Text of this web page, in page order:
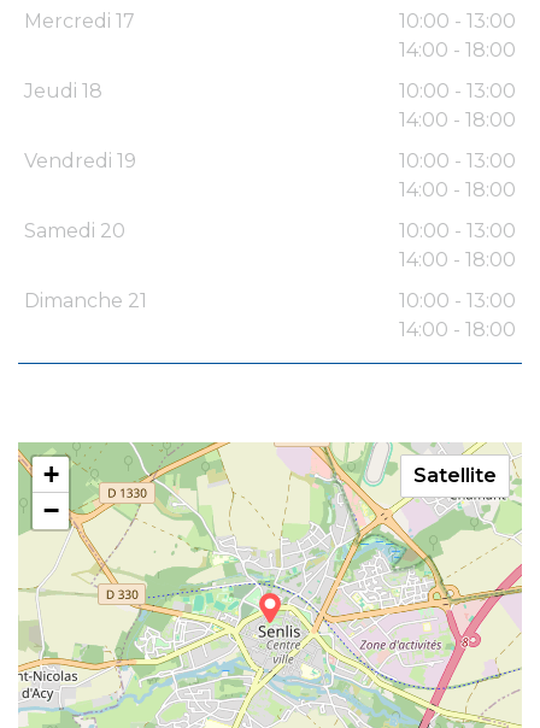
Mercredi 17
10:00 - 13:00
14:00 - 18:00
Jeudi 18
10:00 - 13:00
14:00 - 18:00
Vendredi 19
10:00 - 13:00
14:00 - 18:00
Samedi 20
10:00 - 13:00
14:00 - 18:00
Dimanche 21
10:00 - 13:00
14:00 - 18:00
+
−
Satellite